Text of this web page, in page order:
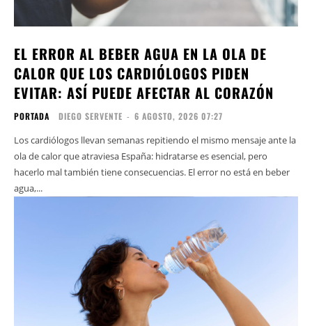
EL ERROR AL BEBER AGUA EN LA OLA DE
CALOR QUE LOS CARDIÓLOGOS PIDEN
EVITAR: ASÍ PUEDE AFECTAR AL CORAZÓN
PORTADA DIEGO SERVENTE - 6 AGOSTO, 2026 07:27
Los cardiólogos llevan semanas repitiendo el mismo mensaje ante la
ola de calor que atraviesa España: hidratarse es esencial, pero
hacerlo mal también tiene consecuencias. El error no está en beber
agua,...